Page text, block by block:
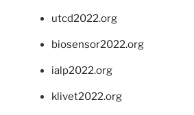
utcd2022.org
biosensor2022.org
ialp2022.org
klivet2022.org